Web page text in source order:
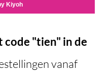
code "tien" in de
vanaf